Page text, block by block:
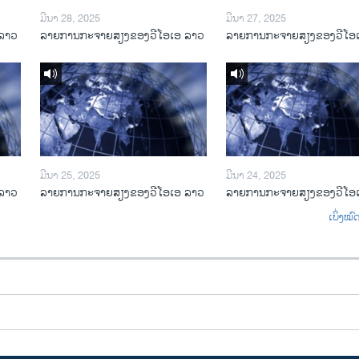
າວ
ມີນາ 28, 2025
ລາຍການກະຈາຍສຽງຂອງວີໂອເອ ລາວ
ມີນາ 27, 2025
ລາຍການກະຈາຍສຽງຂອງວີໂອ
າວ
ມີນາ 25, 2025
ລາຍການກະຈາຍສຽງຂອງວີໂອເອ ລາວ
ມີນາ 24, 2025
ລາຍການກະຈາຍສຽງຂອງວີໂອ
ເບິ່ງໝົ